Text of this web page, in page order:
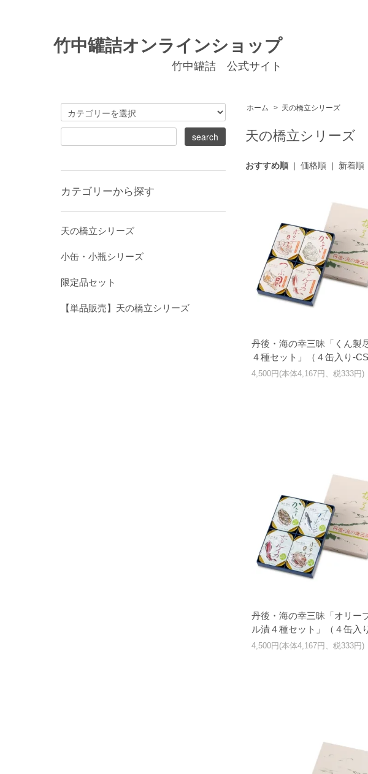
竹中罐詰オンラインショップ
竹中罐詰 公式サイト
ホーム > 天の橋立シリーズ
天の橋立シリーズ
おすすめ順| 価格順| 新着順
丹後・海の幸三昧「くん製
４種セット」（４缶入り-CS
4,500円(本体4,167円、税333円)
丹後・海の幸三昧「オリー
ル漬４種セット」（４缶入り
4,500円(本体4,167円、税333円)
カテゴリーから探す
天の橋立シリーズ
小缶・小瓶シリーズ
限定品セット
【単品販売】天の橋立シリーズ